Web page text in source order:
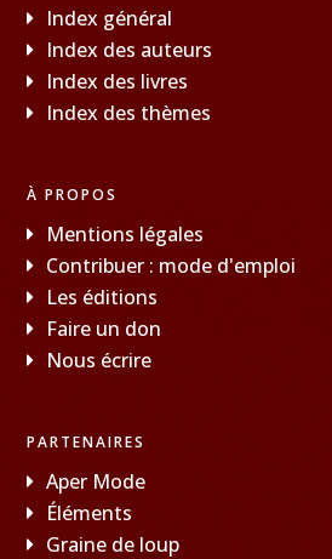
Index général
Index des auteurs
Index des livres
Index des thèmes
À PROPOS
Mentions légales
Contribuer : mode d'emploi
Les éditions
Faire un don
Nous écrire
PARTENAIRES
Aper Mode
Éléments
Graine de loup